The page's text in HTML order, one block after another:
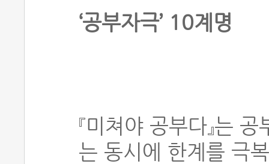
‘공부자극’ 10계명
『미쳐야 공부다』는
는 동시에 한계를 극